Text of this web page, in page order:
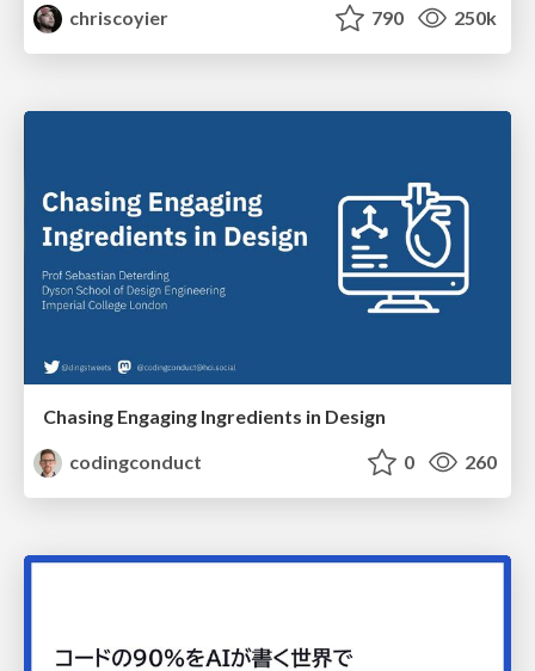
chriscoyier
790 250k
Chasing Engaging Ingredients in Design
codingconduct
0 260